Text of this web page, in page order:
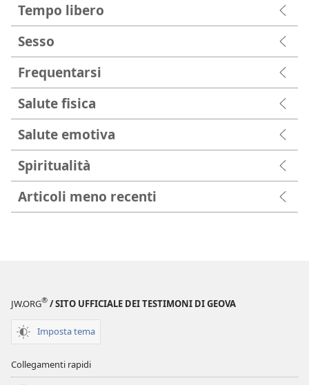
Tempo libero
Sesso
Frequentarsi
Salute fisica
Salute emotiva
Spiritualità
Articoli meno recenti
JW.ORG® / SITO UFFICIALE DEI TESTIMONI DI GEOVA
Imposta tema
Collegamenti rapidi